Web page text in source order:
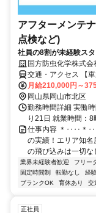
アフターメンテ
点検など)
社員の8割が未経験ス
国方防虫化学株式
交通・アクセス 【
月給210,000円～
岡山県岡山市北区
勤務時間詳細 実働
り21日 就業時間：
仕事内容 ＊‥‥＊‥
の実績！エリア知名
の飛び込みは一切な
業界未経験者歓迎 フリー
固定時間制
転勤なし 経
ブランクOK
育休あり 交
正社員